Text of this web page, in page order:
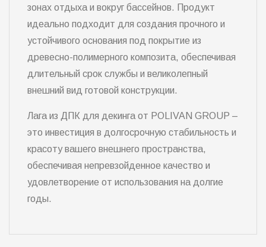
зонах отдыха и вокруг бассейнов. Продукт
идеально подходит для создания прочного и
устойчивого основания под покрытие из
древесно-полимерного композита, обеспечивая
длительный срок службы и великолепный
внешний вид готовой конструкции.
Лага из ДПК для декинга от POLIVAN GROUP –
это инвестиция в долгосрочную стабильность и
красоту вашего внешнего пространства,
обеспечивая непревзойденное качество и
удовлетворение от использования на долгие
годы.